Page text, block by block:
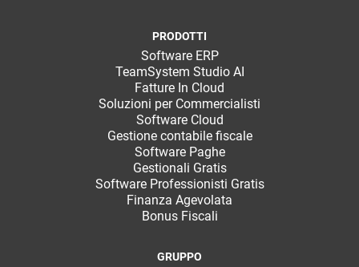
PRODOTTI
Software ERP
TeamSystem Studio AI
Fatture In Cloud
Soluzioni per Commercialisti
Software Cloud
Gestione contabile fiscale
Software Paghe
Gestionali Gratis
Software Professionisti Gratis
Finanza Agevolata
Bonus Fiscali
GRUPPO